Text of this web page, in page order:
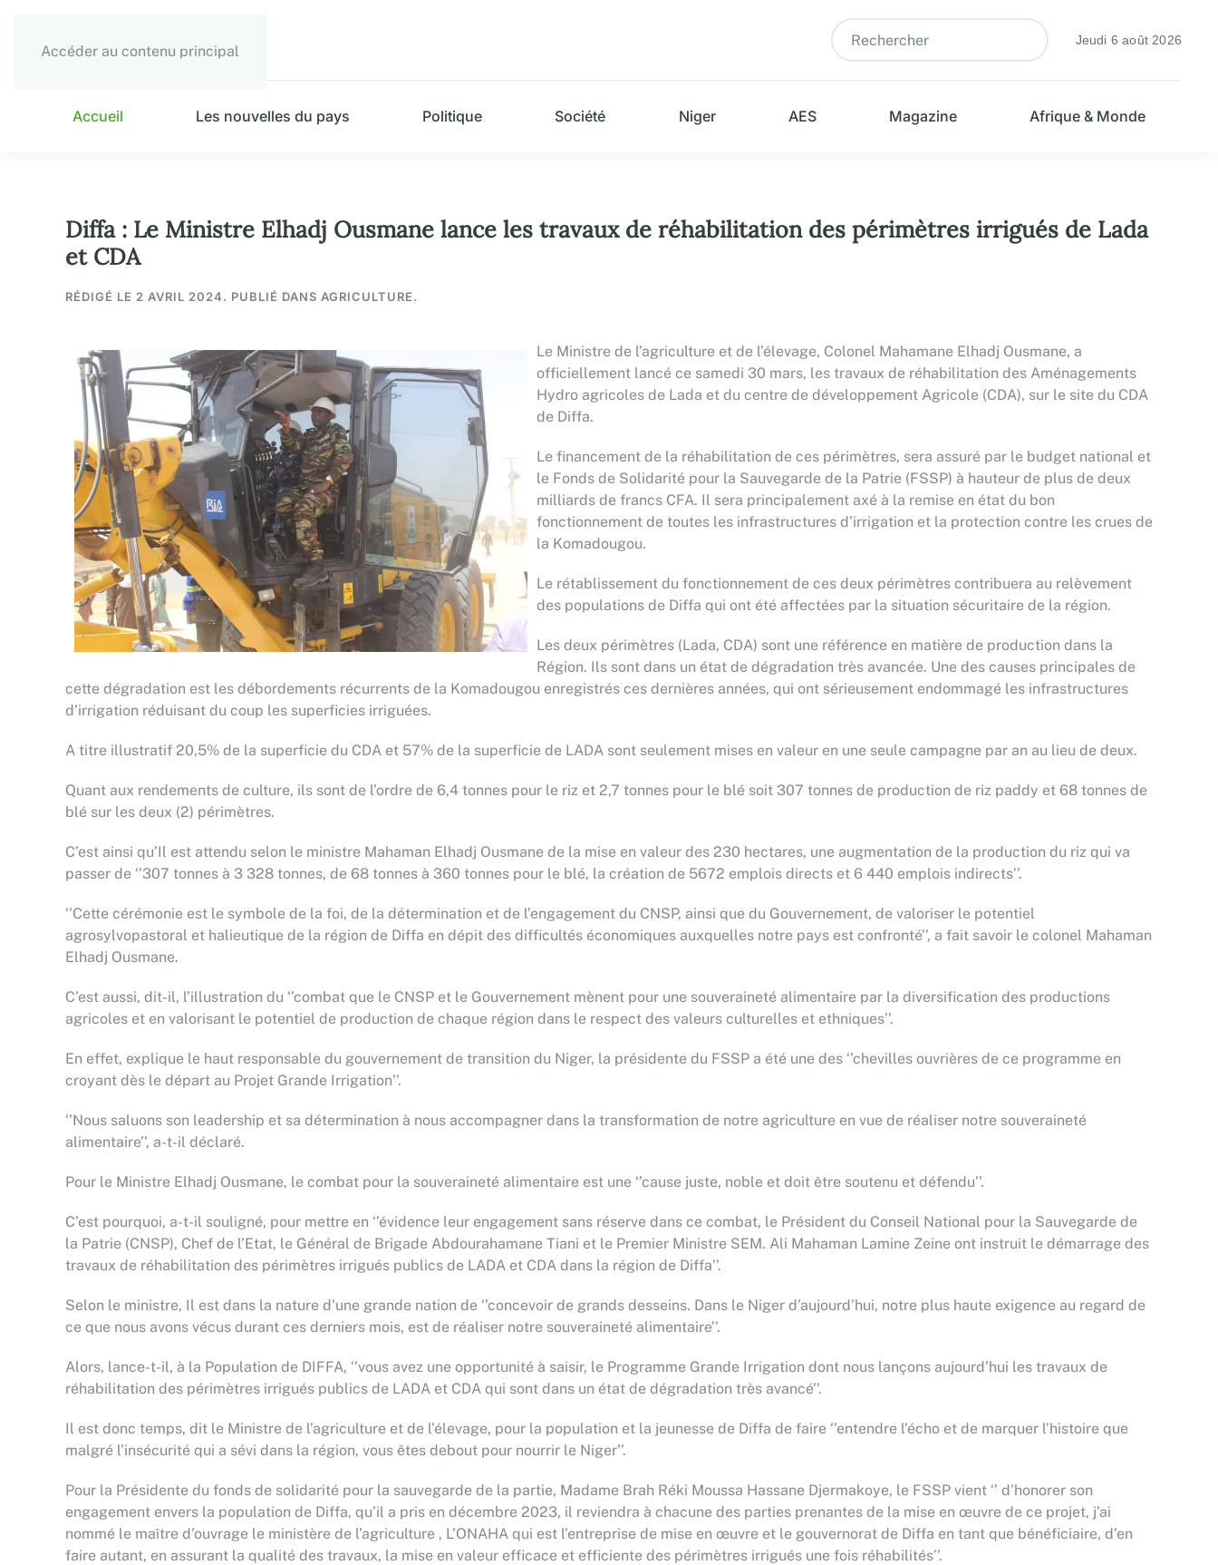
Accéder au contenu principal
Jeudi 6 août 2026
Accueil Les nouvelles du pays Politique Société Niger AES Magazine Afrique & Monde
Diffa : Le Ministre Elhadj Ousmane lance les travaux de réhabilitation des périmètres irrigués de Lada
et CDA
RÉDIGÉ LE 2 AVRIL 2024. PUBLIÉ DANS AGRICULTURE.
Le Ministre de l’agriculture et de l’élevage, Colonel Mahamane Elhadj Ousmane, a
officiellement lancé ce samedi 30 mars, les travaux de réhabilitation des Aménagements
Hydro agricoles de Lada et du centre de développement Agricole (CDA), sur le site du CDA
de Diffa.
Le financement de la réhabilitation de ces périmètres, sera assuré par le budget national et
le Fonds de Solidarité pour la Sauvegarde de la Patrie (FSSP) à hauteur de plus de deux
milliards de francs CFA. Il sera principalement axé à la remise en état du bon
fonctionnement de toutes les infrastructures d’irrigation et la protection contre les crues de
la Komadougou.
Le rétablissement du fonctionnement de ces deux périmètres contribuera au relèvement
des populations de Diffa qui ont été affectées par la situation sécuritaire de la région.
Les deux périmètres (Lada, CDA) sont une référence en matière de production dans la
Région. Ils sont dans un état de dégradation très avancée. Une des causes principales de
cette dégradation est les débordements récurrents de la Komadougou enregistrés ces dernières années, qui ont sérieusement endommagé les infrastructures
d’irrigation réduisant du coup les superficies irriguées.
A titre illustratif 20,5% de la superficie du CDA et 57% de la superficie de LADA sont seulement mises en valeur en une seule campagne par an au lieu de deux.
Quant aux rendements de culture, ils sont de l’ordre de 6,4 tonnes pour le riz et 2,7 tonnes pour le blé soit 307 tonnes de production de riz paddy et 68 tonnes de
blé sur les deux (2) périmètres.
C’est ainsi qu’Il est attendu selon le ministre Mahaman Elhadj Ousmane de la mise en valeur des 230 hectares, une augmentation de la production du riz qui va
passer de ‘’307 tonnes à 3 328 tonnes, de 68 tonnes à 360 tonnes pour le blé, la création de 5672 emplois directs et 6 440 emplois indirects’’.
‘’Cette cérémonie est le symbole de la foi, de la détermination et de l’engagement du CNSP, ainsi que du Gouvernement, de valoriser le potentiel
agrosylvopastoral et halieutique de la région de Diffa en dépit des difficultés économiques auxquelles notre pays est confronté’’, a fait savoir le colonel Mahaman
Elhadj Ousmane.
C’est aussi, dit-il, l’illustration du ‘’combat que le CNSP et le Gouvernement mènent pour une souveraineté alimentaire par la diversification des productions
agricoles et en valorisant le potentiel de production de chaque région dans le respect des valeurs culturelles et ethniques’’.
En effet, explique le haut responsable du gouvernement de transition du Niger, la présidente du FSSP a été une des ‘’chevilles ouvrières de ce programme en
croyant dès le départ au Projet Grande Irrigation’’.
‘’Nous saluons son leadership et sa détermination à nous accompagner dans la transformation de notre agriculture en vue de réaliser notre souveraineté
alimentaire’’, a-t-il déclaré.
Pour le Ministre Elhadj Ousmane, le combat pour la souveraineté alimentaire est une ‘’cause juste, noble et doit être soutenu et défendu’’.
C’est pourquoi, a-t-il souligné, pour mettre en ‘’évidence leur engagement sans réserve dans ce combat, le Président du Conseil National pour la Sauvegarde de
la Patrie (CNSP), Chef de l’Etat, le Général de Brigade Abdourahamane Tiani et le Premier Ministre SEM. Ali Mahaman Lamine Zeine ont instruit le démarrage des
travaux de réhabilitation des périmètres irrigués publics de LADA et CDA dans la région de Diffa’’.
Selon le ministre, Il est dans la nature d'une grande nation de ‘’concevoir de grands desseins. Dans le Niger d’aujourd’hui, notre plus haute exigence au regard de
ce que nous avons vécus durant ces derniers mois, est de réaliser notre souveraineté alimentaire’’.
Alors, lance-t-il, à la Population de DIFFA, ‘’vous avez une opportunité à saisir, le Programme Grande Irrigation dont nous lançons aujourd’hui les travaux de
réhabilitation des périmètres irrigués publics de LADA et CDA qui sont dans un état de dégradation très avancé’’.
Il est donc temps, dit le Ministre de l’agriculture et de l’élevage, pour la population et la jeunesse de Diffa de faire ‘’entendre l’écho et de marquer l’histoire que
malgré l’insécurité qui a sévi dans la région, vous êtes debout pour nourrir le Niger’’.
Pour la Présidente du fonds de solidarité pour la sauvegarde de la partie, Madame Brah Réki Moussa Hassane Djermakoye, le FSSP vient ‘’ d’honorer son
engagement envers la population de Diffa, qu’il a pris en décembre 2023, il reviendra à chacune des parties prenantes de la mise en œuvre de ce projet, j’ai
nommé le maître d’ouvrage le ministère de l’agriculture , L’ONAHA qui est l’entreprise de mise en œuvre et le gouvernorat de Diffa en tant que bénéficiaire, d’en
faire autant, en assurant la qualité des travaux, la mise en valeur efficace et efficiente des périmètres irrigués une fois réhabilités’’.